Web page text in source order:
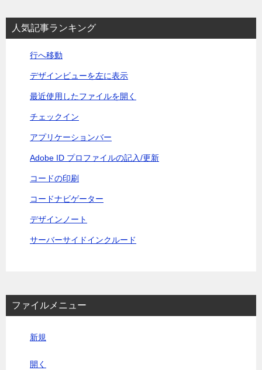
シ人気記事ランキング
行へ移動
デザインビューを左に表示
最近使用したファイルを開く
チェックイン
アプリケーションバー
Adobe ID プロファイルの記入/更新
コードの印刷
コードナビゲーター
デザインノート
サーバーサイドインクルード
ファイルメニュー
新規
開く